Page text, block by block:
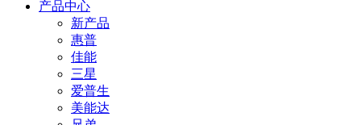
产品中心
新产品
惠普
佳能
三星
爱普生
美能达